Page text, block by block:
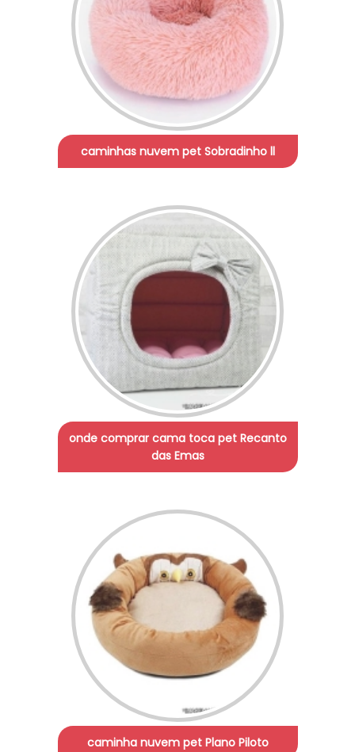
caminhas nuvem pet Sobradinho ll
onde comprar cama toca pet Recanto
das Emas
caminha nuvem pet Plano Piloto